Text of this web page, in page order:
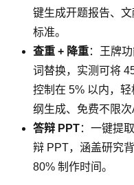
键生成开题报告、
标准。
查重 + 降重：王牌
词替换，实测可将
控制在 5% 以内，
纲生成、免费不限次
答辩 PPT：一键提
辩 PPT，涵盖研究
80% 制作时间。